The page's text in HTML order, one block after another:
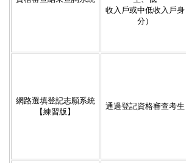
收入戶或中低收入戶身
分）
網路選填登記志願系統
【練習版】
通過登記資格審查考生